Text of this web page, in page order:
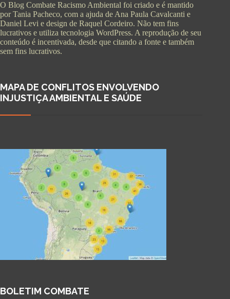
O Blog Combate Racismo Ambiental foi criado e é mantido
por Tania Pacheco, com a ajuda de Ana Paula Cavalcanti e
Daniel Levi e design de Raquel Cordeiro. Não tem fins
lucrativos e utiliza tecnologia WordPress. A reprodução de seu
conteúdo é incentivada, desde que citando a fonte e também
sem fins lucrativos.
MAPA DE CONFLITOS ENVOLVENDO
INJUSTIÇA AMBIENTAL E SAÚDE
BOLETIM COMBATE